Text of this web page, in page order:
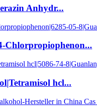
Anhydr...
Chlorpropiophenon...
hcl...